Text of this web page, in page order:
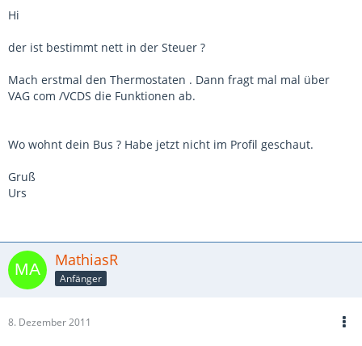
Hi
der ist bestimmt nett in der Steuer ?
Mach erstmal den Thermostaten . Dann fragt mal mal über
VAG com /VCDS die Funktionen ab.
Wo wohnt dein Bus ? Habe jetzt nicht im Profil geschaut.
Gruß
Urs
MathiasR
Anfänger
8. Dezember 2011